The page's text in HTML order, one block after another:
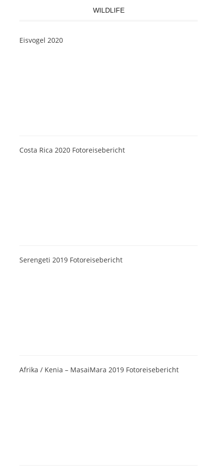
WILDLIFE
Eisvogel 2020
Costa Rica 2020 Fotoreisebericht
Serengeti 2019 Fotoreisebericht
Afrika / Kenia – MasaiMara 2019 Fotoreisebericht